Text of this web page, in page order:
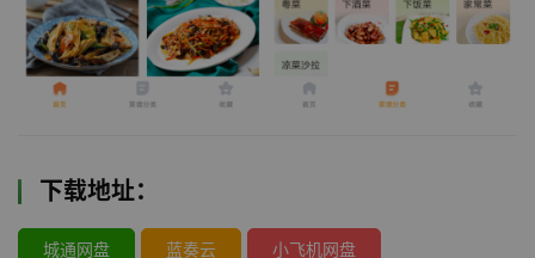
下载地址：
城通网盘 蓝奏云 小飞机网盘